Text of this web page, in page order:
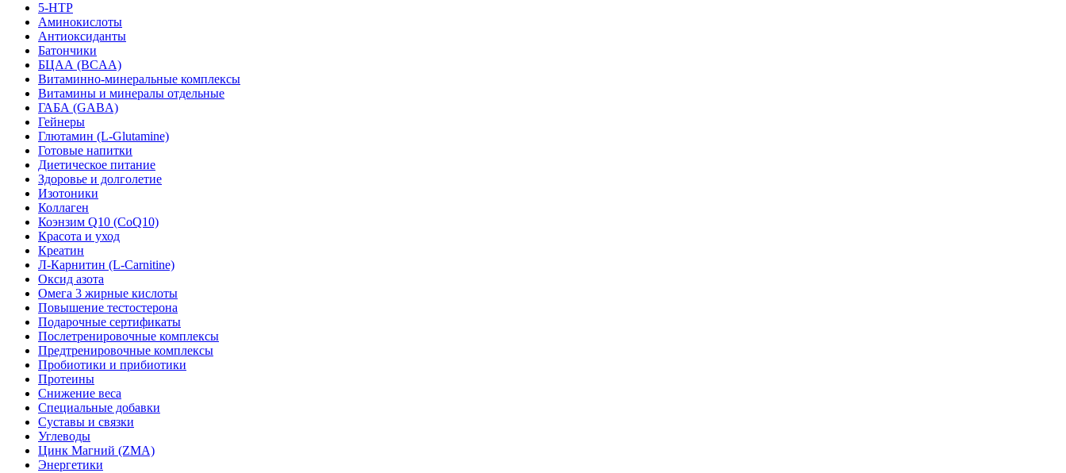
5-HTP
Аминокислоты
Антиоксиданты
Батончики
БЦАА (BCAA)
Витаминно-минеральные комплексы
Витамины и минералы отдельные
ГАБА (GABA)
Гейнеры
Глютамин (L-Glutamine)
Готовые напитки
Диетическое питание
Здоровье и долголетие
Изотоники
Коллаген
Коэнзим Q10 (CoQ10)
Красота и уход
Креатин
Л-Карнитин (L-Сarnitine)
Оксид азота
Омега 3 жирные кислоты
Повышение тестостерона
Подарочные сертификаты
Послетренировочные комплексы
Предтренировочные комплексы
Пробиотики и прибиотики
Протеины
Снижение веса
Специальные добавки
Суставы и связки
Углеводы
Цинк Магний (ZMA)
Энергетики